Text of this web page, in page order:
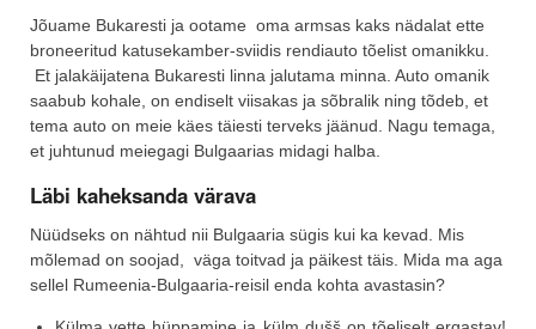
Jõuame Bukaresti ja ootame oma armsas kaks nädalat ette
broneeritud katusekamber-sviidis rendiauto tõelist omanikku.
Et jalakäijatena Bukaresti linna jalutama minna. Auto omanik
saabub kohale, on endiselt viisakas ja sõbralik ning tõdeb, et
tema auto on meie käes täiesti terveks jäänud. Nagu temaga,
et juhtunud meiegagi Bulgaarias midagi halba.
Läbi kaheksanda värava
Nüüdseks on nähtud nii Bulgaaria sügis kui ka kevad. Mis
mõlemad on soojad, väga toitvad ja päikest täis. Mida ma aga
sellel Rumeenia-Bulgaaria-reisil enda kohta avastasin?